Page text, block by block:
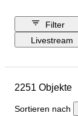
Filter
Livestream
Material
2251 Objekte
Sortieren nach